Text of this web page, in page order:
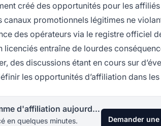
créé des opportunités pour les
canaux promotionnels légitimes ne
des opérateurs via le registre officiel
entraîne de lourdes
des discussions étant en cours sur
les opportunités d’affiliation dans les
Lancez votre programme d'affiliation aujourd'hui
en quelques minutes.
Demander